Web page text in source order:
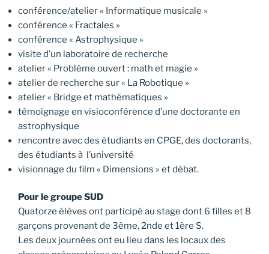
conférence/atelier « Informatique musicale »
conférence « Fractales »
conférence « Astrophysique »
visite d’un laboratoire de recherche
atelier « Problème ouvert : math et magie »
atelier de recherche sur « La Robotique »
atelier « Bridge et mathématiques »
témoignage en visioconférence d’une doctorante en
astrophysique
rencontre avec des étudiants en CPGE, des doctorants,
des étudiants à l’université
visionnage du film « Dimensions » et débat.
Pour le groupe SUD
Quatorze élèves ont participé au stage dont 6 filles et 8
garçons provenant de 3ème, 2nde et 1ère S.
Les deux journées ont eu lieu dans les locaux des